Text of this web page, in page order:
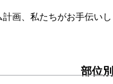
画、私たちがお手伝いし
部位